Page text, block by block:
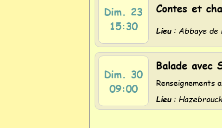
Dim. 23
15:30
Contes et
Lieu: Abbaye de
Dim. 30
09:00
Balade avec
Lieu: Hazebrouck